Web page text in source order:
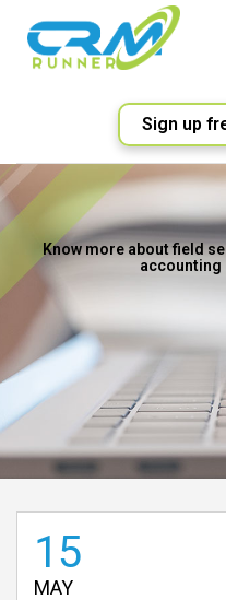
Sign up
Know more about field
accounting
15
MAY